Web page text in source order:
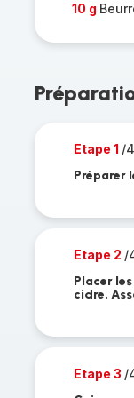
10 g
Etape 1 /4
Préparer
Etape 2 /
Placer
cidre.
Etape 3 /